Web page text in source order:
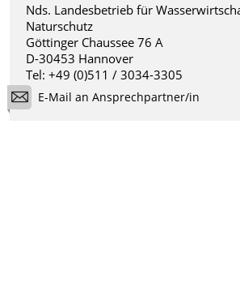
Nds. Landesbetrieb für
Naturschutz
Göttinger Chaussee 76 A
D-30453 Hannover
Tel: +49 (0)511 / 3034-3305
E-Mail an Ansprechpartner/in